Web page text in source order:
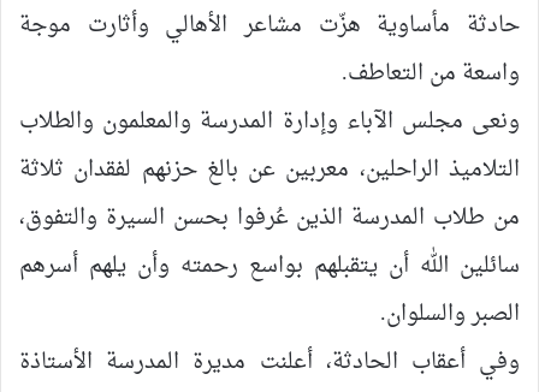
حادثة مأساوية هزّت مشاعر الأهالي وأثارت موجة
واسعة من التعاطف.
ونعى مجلس الآباء وإدارة المدرسة والمعلمون والطلاب
التلاميذ الراحلين، معربين عن بالغ حزنهم لفقدان ثلاثة
من طلاب المدرسة الذين عُرفوا بحسن السيرة والتفوق،
سائلين الله أن يتقبلهم بواسع رحمته وأن يلهم أسرهم
الصبر والسلوان.
وفي أعقاب الحادثة، أعلنت مديرة المدرسة الأستاذة